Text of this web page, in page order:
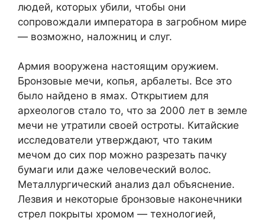
людей, которых убили, чтобы они
сопровождали императора в загробном мире
— возможно, наложниц и слуг.
Армия вооружена настоящим оружием.
Бронзовые мечи, копья, арбалеты. Все это
было найдено в ямах. Открытием для
археологов стало то, что за 2000 лет в земле
мечи не утратили своей остроты. Китайские
исследователи утверждают, что таким
мечом до сих пор можно разрезать пачку
бумаги или даже человеческий волос.
Металлургический анализ дал объяснение.
Лезвия и некоторые бронзовые наконечники
стрел покрыты хромом — технологией,